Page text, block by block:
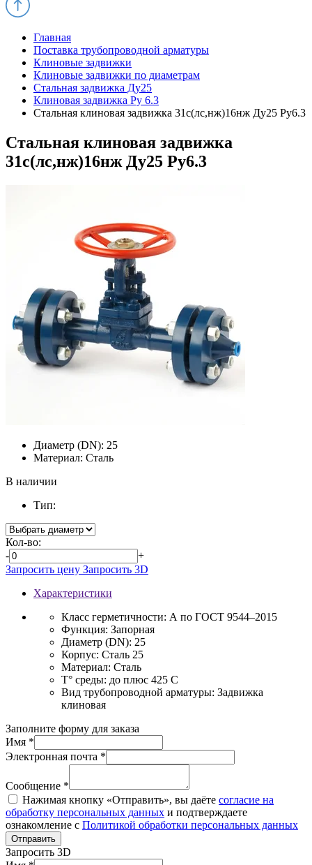
Главная
Поставка трубопроводной арматуры
Клиновые задвижки
Клиновые задвижки по диаметрам
Стальная задвижка Ду25
Клиновая задвижка Ру 6.3
Стальная клиновая задвижка 31с(лс,нж)16нж Ду25 Ру6.3
Стальная клиновая задвижка
31с(лс,нж)16нж Ду25 Ру6.3
Диаметр (DN): 25
Материал: Сталь
В наличии
Тип:
Кол-во:
-
+
Запросить цену Запросить 3D
Характеристики
Класс герметичности: А по ГОСТ 9544–2015
Функция: Запорная
Диаметр (DN): 25
Корпус: Сталь 25
Материал: Сталь
T° среды: до плюс 425 С
Вид трубопроводной арматуры: Задвижка
клиновая
Заполните форму для заказа
Имя *
Электронная почта *
Сообщение *
Нажимая кнопку «Отправить», вы даёте согласие на
обработку персональных данных и подтверждаете
ознакомление с Политикой обработки персональных данных
Отправить
Запросить 3D